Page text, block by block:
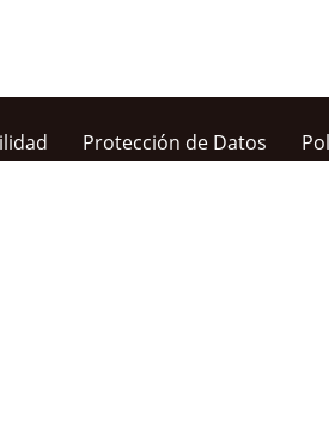
Protección de Datos